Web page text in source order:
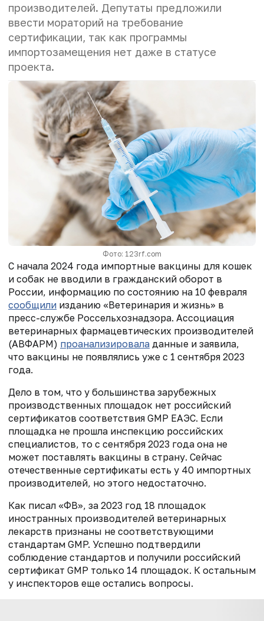
производителей. Депутаты предложили
ввести мораторий на требование
сертификации, так как программы
импортозамещения нет даже в статусе
проекта.
Фото: 123rf.com
С начала 2024 года импортные вакцины для кошек
и собак не вводили в гражданский оборот в
России, информацию по состоянию на 10 февраля
сообщили изданию «Ветеринария и жизнь» в
пресс-службе Россельхознадзора. Ассоциация
ветеринарных фармацевтических производителей
(АВФАРМ) проанализировала данные и заявила,
что вакцины не появлялись уже с 1 сентября 2023
года.
Дело в том, что у большинства зарубежных
производственных площадок нет российский
сертификатов соответствия GMP ЕАЭС. Если
площадка не прошла инспекцию российских
специалистов, то с сентября 2023 года она не
может поставлять вакцины в страну. Сейчас
отечественные сертификаты есть у 40 импортных
производителей, но этого недостаточно.
Как писал «ФВ», за 2023 год 18 площадок
иностранных производителей ветеринарных
лекарств признаны не соответствующими
стандартам GMP. Успешно подтвердили
соблюдение стандартов и получили российский
сертификат GMP только 14 площадок. К остальным
у инспекторов еще остались вопросы.